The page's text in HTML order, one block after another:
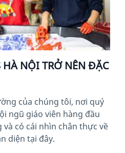
NỘI TRỞ NÊN ĐẶC
của chúng tôi, nơi quý
ngũ giáo viên hàng đầu
có cái nhìn chân thực về
diện tại đây.